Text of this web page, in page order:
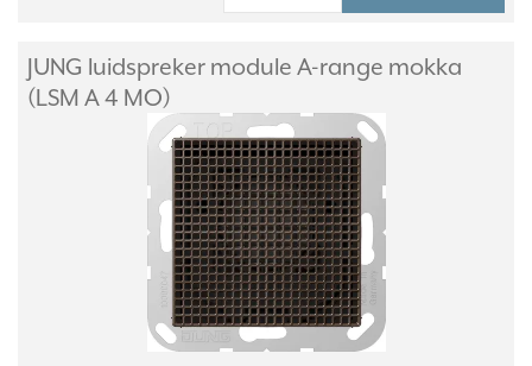
JUNG luidspreker module A-range mokka
(LSM A 4 MO)